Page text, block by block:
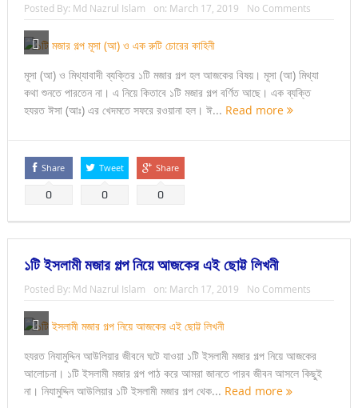
Posted By: Md Nazrul Islam on: March 17, 2019 No Comments
মূসা (আ) ও মিথ্যাবাদী ব্যক্তির ১টি মজার গল্প হল আজকের বিষয়। মূসা (আ) মিথ্যা
কথা শুনতে পারতেন না। এ নিয়ে কিতাবে ১টি মজার গল্প বর্ণিত আছে। এক ব্যক্তি
হযরত ঈসা (আঃ) এর খেদমতে সফরে রওয়ানা হল। ঈ... Read more
Share
0
Tweet
0
Share
0
১টি ইসলামী মজার গল্প নিয়ে আজকের এই ছোট্ট লিখনী
Posted By: Md Nazrul Islam on: March 17, 2019 No Comments
হযরত নিযামুদ্দিন আউলিয়ার জীবনে ঘটে যাওয়া ১টি ইসলামী মজার গল্প নিয়ে আজকের
আলোচনা। ১টি ইসলামী মজার গল্প পাঠ করে আমরা জানতে পারব জীবন আসলে কিছুই
না। নিযামুদ্দিন আউলিয়ার ১টি ইসলামী মজার গল্প থেক... Read more